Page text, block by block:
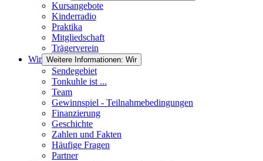
Kursangebote
Kinderradio
Praktika
Mitgliedschaft
Trägerverein
Wir Weitere Informationen: Wir
Sendegebiet
Tonkuhle ist ...
Team
Gewinnspiel - Teilnahmebedingungen
Finanzierung
Geschichte
Zahlen und Fakten
Häufige Fragen
Partner